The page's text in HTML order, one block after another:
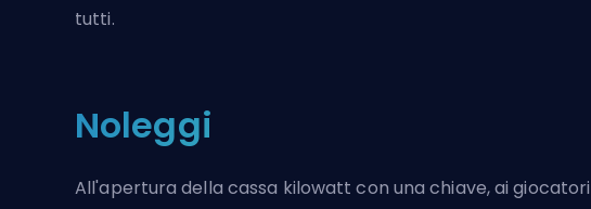
tutti.
Noleggi
All'apertura della cassa kilowatt con una chiave, ai giocatori